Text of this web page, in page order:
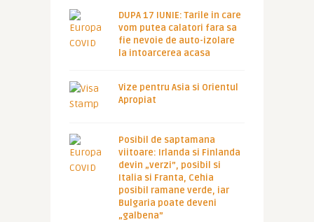
DUPA 17 IUNIE: Tarile in care
vom putea calatori fara sa
fie nevoie de auto-izolare
la intoarcerea acasa
Vize pentru Asia si Orientul
Apropiat
Posibil de saptamana
viitoare: Irlanda si Finlanda
devin „verzi”, posibil si
Italia si Franta, Cehia
posibil ramane verde, iar
Bulgaria poate deveni
„galbena”